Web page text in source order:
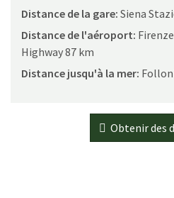
Distance de la gare: Siena
Distance de l'aéroport:
Highway 87 km
Distance jusqu'à la mer:
Obtenir des